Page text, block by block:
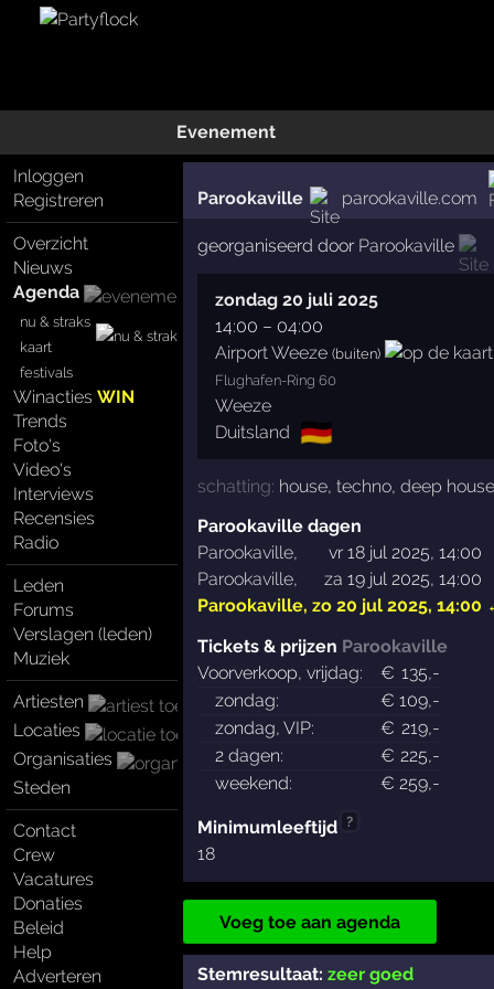
Evenement
Inloggen
Registreren
Overzicht
Nieuws
Agenda
nu & straks
kaart
festivals
WinactiesWIN
Trends
Foto's
Video's
Interviews
Recensies
Radio
Leden
Forums
Verslagen (leden)
Muziek
Artiesten
Locaties
Organisaties
Steden
Contact
Crew
Vacatures
Donaties
Beleid
Help
Adverteren
Parookaville parookaville.com
georganiseerd door Parookaville
zondag 20 juli 2025
14:00 – 04:00
Airport Weeze (buiten)
Flughafen-Ring 60
Weeze
Duitsland 🇩🇪
schatting: house, techno, deep house
Parookaville dagen
Parookaville,
vr 18 jul 2025, 14:00
Parookaville,
za 19 jul 2025, 14:00
Parookaville, zo 20 jul 2025, 14:00
Tickets & prijzen Parookaville
Voorverkoop, vrijdag:
€ 135,-
zondag:
€ 109,-
zondag, VIP:
€ 219,-
2 dagen:
€ 225,-
weekend:
€ 259,-
Minimumleeftijd ?
18
Voeg toe aan agenda
Stemresultaat: zeer goed